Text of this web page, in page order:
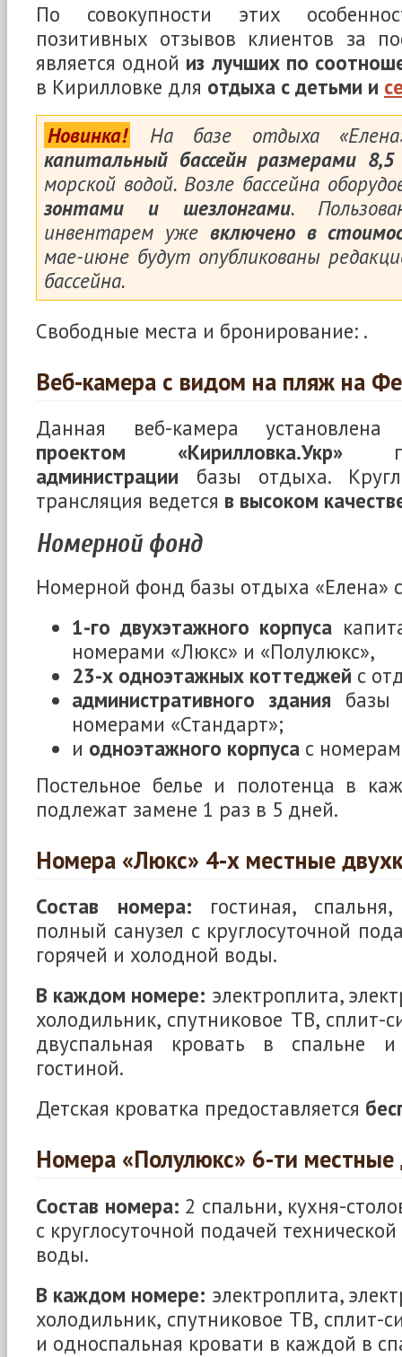
По совокупности этих
позитивных отзывов клиентов за
является одной из лучших по
в Кирилловке для отдыха с детьми и
Новинка!
На базе отдыха
капитальный бассейн размерами
морской водой. Возле бассейна
зонтами и шезлонгами.
инвентарем уже включено в
мае-июне будут опубликованы
бассейна.
Свободные места и бронирование: .
Веб-камера с видом на пляж на
Данная веб-камера установлена
проектом «Кирилловка.Укр»
администрации базы отдыха.
трансляция ведется в высоком
Номерной фонд
Номерной фонд базы отдыха «Елена»
1-го двухэтажного корпуса
номерами «Люкс» и «Полулюкс»,
23-х одноэтажных коттеджей с
административного здания базы
номерами «Стандарт»;
и одноэтажного корпуса с
Постельное белье и полотенца в
подлежат замене 1 раз в 5 дней.
Номера «Люкс» 4-х местные
Состав номера: гостиная, спальня,
полный санузел с круглосуточной
горячей и холодной воды.
В каждом номере: электроплита,
холодильник, спутниковое ТВ, сплит-
двуспальная кровать в спальне
гостиной.
Детская кроватка предоставляется
Номера «Полулюкс» 6-ти
Состав номера: 2 спальни, кухня-
с круглосуточной подачей
воды.
В каждом номере: электроплита,
холодильник, спутниковое ТВ, сплит-
и односпальная кровати в каждой в